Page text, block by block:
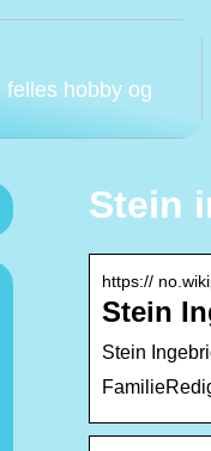
hobby og
Stein
https://
Stein
Stein